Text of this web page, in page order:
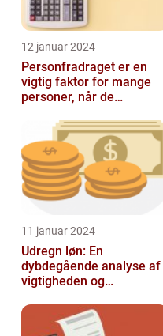
12 januar 2024
Personfradraget er en
vigtig faktor for mange
personer, når de
til Skattem...
11 januar 2024
Udregn løn: En
dybdegående analyse af
vigtigheden og
lønudregninger